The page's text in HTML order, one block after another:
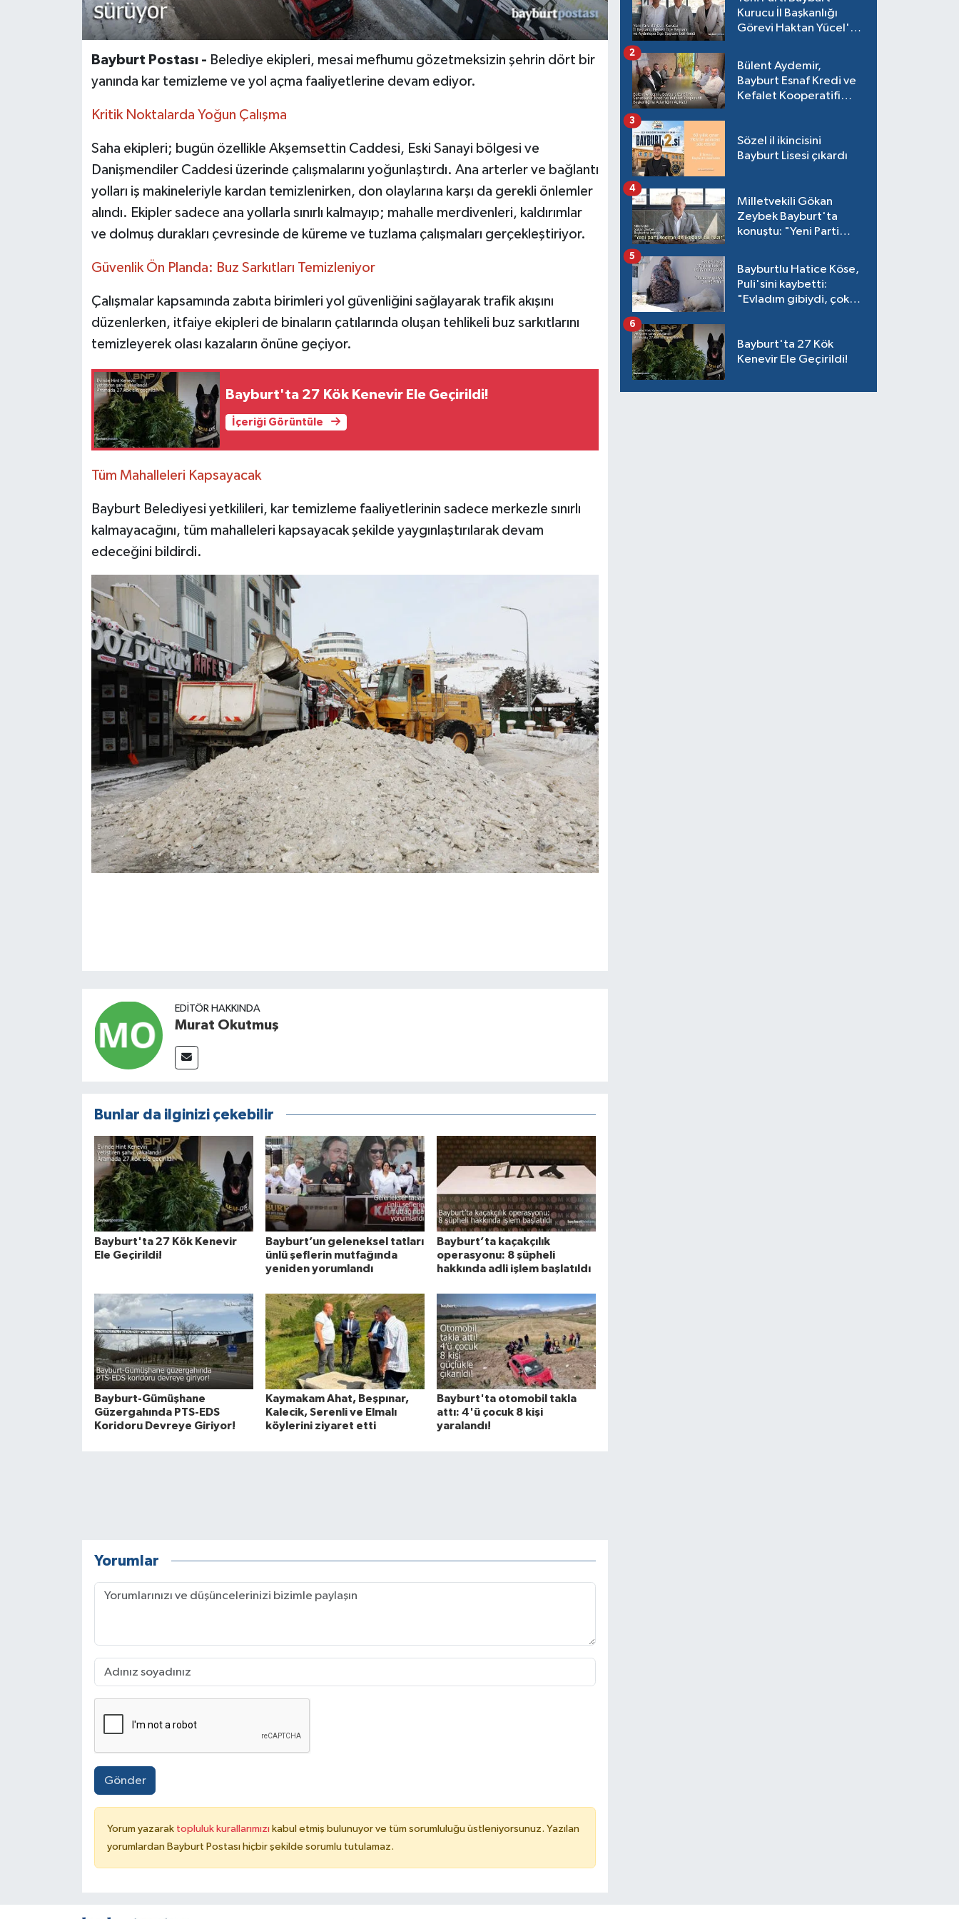
Bayburt Postası - Belediye ekipleri, mesai mefhumu gözetmeksizin şehrin dört bir
yanında kar temizleme ve yol açma faaliyetlerine devam ediyor.
Kritik Noktalarda Yoğun Çalışma
Saha ekipleri; bugün özellikle Akşemsettin Caddesi, Eski Sanayi bölgesi ve
Danişmendiler Caddesi üzerinde çalışmalarını yoğunlaştırdı. Ana arterler ve bağlantı
yolları iş makineleriyle kardan temizlenirken, don olaylarına karşı da gerekli önlemler
alındı. Ekipler sadece ana yollarla sınırlı kalmayıp; mahalle merdivenleri, kaldırımlar
ve dolmuş durakları çevresinde de küreme ve tuzlama çalışmaları gerçekleştiriyor.
Güvenlik Ön Planda: Buz Sarkıtları Temizleniyor
Çalışmalar kapsamında zabıta birimleri yol güvenliğini sağlayarak trafik akışını
düzenlerken, itfaiye ekipleri de binaların çatılarında oluşan tehlikeli buz sarkıtlarını
temizleyerek olası kazaların önüne geçiyor.
Bayburt'ta 27 Kök Kenevir Ele Geçirildi!
İçeriği Görüntüle
Tüm Mahalleleri Kapsayacak
Bayburt Belediyesi yetkilileri, kar temizleme faaliyetlerinin sadece merkezle sınırlı
kalmayacağını, tüm mahalleleri kapsayacak şekilde yaygınlaştırılarak devam
edeceğini bildirdi.
EDITÖR HAKKINDA
Murat Okutmuş
Bunlar da ilginizi çekebilir
Bayburt'ta 27 Kök Kenevir
Ele Geçirildi!
Bayburt’un geleneksel tatları
ünlü şeflerin mutfağında
yeniden yorumlandı
Bayburt’ta kaçakçılık
operasyonu: 8 şüpheli
hakkında adli işlem başlatıldı
Bayburt-Gümüşhane
Güzergahında PTS-EDS
Koridoru Devreye Giriyor!
Kaymakam Ahat, Beşpınar,
Kalecik, Serenli ve Elmalı
köylerini ziyaret etti
Bayburt'ta otomobil takla
attı: 4'ü çocuk 8 kişi
yaralandı!
Yorumlar
Gönder
Yorum yazarak topluluk kurallarımızı kabul etmiş bulunuyor ve tüm sorumluluğu üstleniyorsunuz. Yazılan
yorumlardan Bayburt Postası hiçbir şekilde sorumlu tutulamaz.
Kurucu İl Başkanlığı
Görevi Haktan Yücel'e
Bülent Aydemir,
Bayburt Esnaf Kredi ve
Kefalet Kooperatifi
2
Sözel il ikincisini
Bayburt Lisesi çıkardı
3
Milletvekili Gökan
Zeybek Bayburt'ta
konuştu: "Yeni Parti
4
Bayburtlu Hatice Köse,
Puli'sini kaybetti:
"Evladım gibiydi, çok
5
Bayburt'ta 27 Kök
Kenevir Ele Geçirildi!
6